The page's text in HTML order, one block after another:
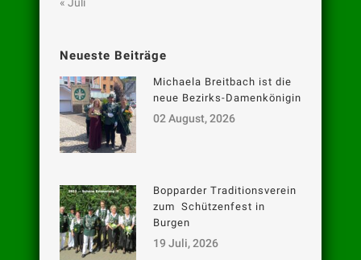
Neueste Beiträge
Michaela Breitbach ist die
neue Bezirks-Damenkönigin
02 August, 2026
Bopparder Traditionsverein
zum Schützenfest in
Burgen
19 Juli, 2026